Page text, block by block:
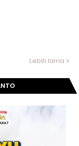
Lebih lama